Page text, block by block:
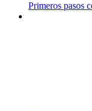
Primeros pasos